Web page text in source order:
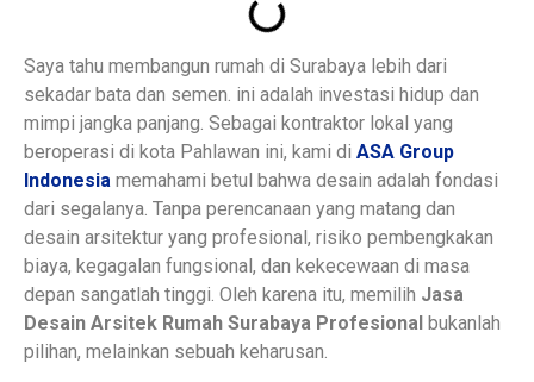
Saya tahu membangun rumah di Surabaya lebih dari
sekadar bata dan semen. ini adalah investasi hidup dan
mimpi jangka panjang. Sebagai kontraktor lokal yang
beroperasi di kota Pahlawan ini, kami di ASA Group
Indonesia memahami betul bahwa desain adalah fondasi
dari segalanya. Tanpa perencanaan yang matang dan
desain arsitektur yang profesional, risiko pembengkakan
biaya, kegagalan fungsional, dan kekecewaan di masa
depan sangatlah tinggi. Oleh karena itu, memilih Jasa
Desain Arsitek Rumah Surabaya Profesional bukanlah
pilihan, melainkan sebuah keharusan.